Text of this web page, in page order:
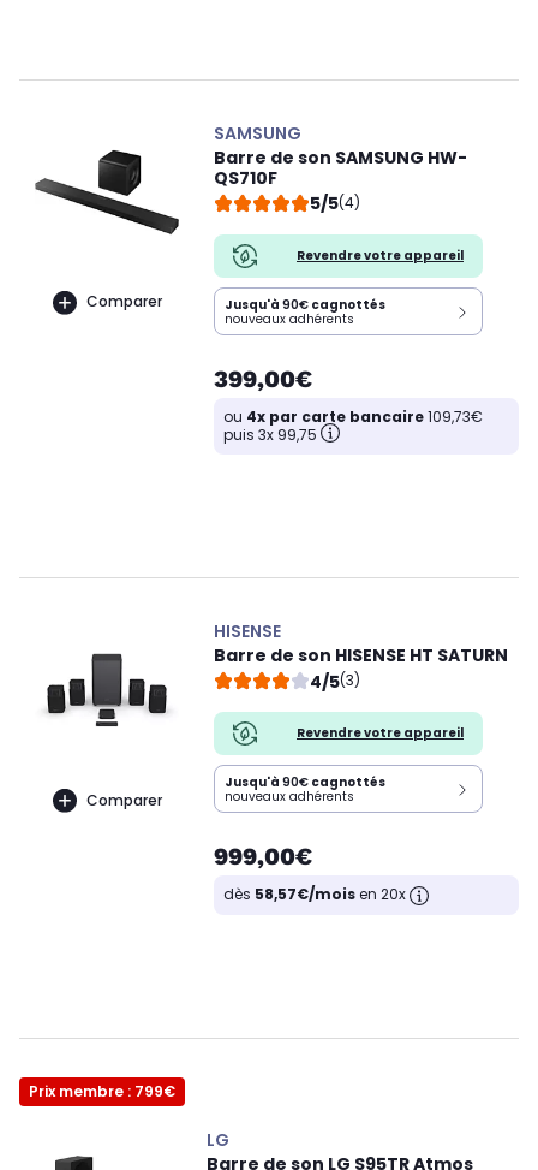
Comparer
SAMSUNG
Barre de son SAMSUNG HW-
QS710F
5/5(4)
Revendre votre appareil
Jusqu'à 90€ cagnottés
nouveaux adhérents
399,00€
ou 4x par carte bancaire109,73€
puis 3x 99,75
Comparer
HISENSE
Barre de son HISENSE HT SATURN
4/5(3)
Revendre votre appareil
Jusqu'à 90€ cagnottés
nouveaux adhérents
999,00€
dès 58,57€/moisen 20x
Prix membre : 799€
LG
Barre de son LG S95TR Atmos